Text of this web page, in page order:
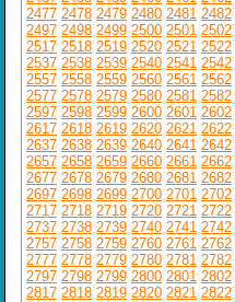
2477 2478 2479 2480 2481 2482
2497 2498 2499 2500 2501 2502
2517 2518 2519 2520 2521 2522
2537 2538 2539 2540 2541 2542
2557 2558 2559 2560 2561 2562
2577 2578 2579 2580 2581 2582
2597 2598 2599 2600 2601 2602
2617 2618 2619 2620 2621 2622
2637 2638 2639 2640 2641 2642
2657 2658 2659 2660 2661 2662
2677 2678 2679 2680 2681 2682
2697 2698 2699 2700 2701 2702
2717 2718 2719 2720 2721 2722
2737 2738 2739 2740 2741 2742
2757 2758 2759 2760 2761 2762
2777 2778 2779 2780 2781 2782
2797 2798 2799 2800 2801 2802
2817 2818 2819 2820 2821 2822